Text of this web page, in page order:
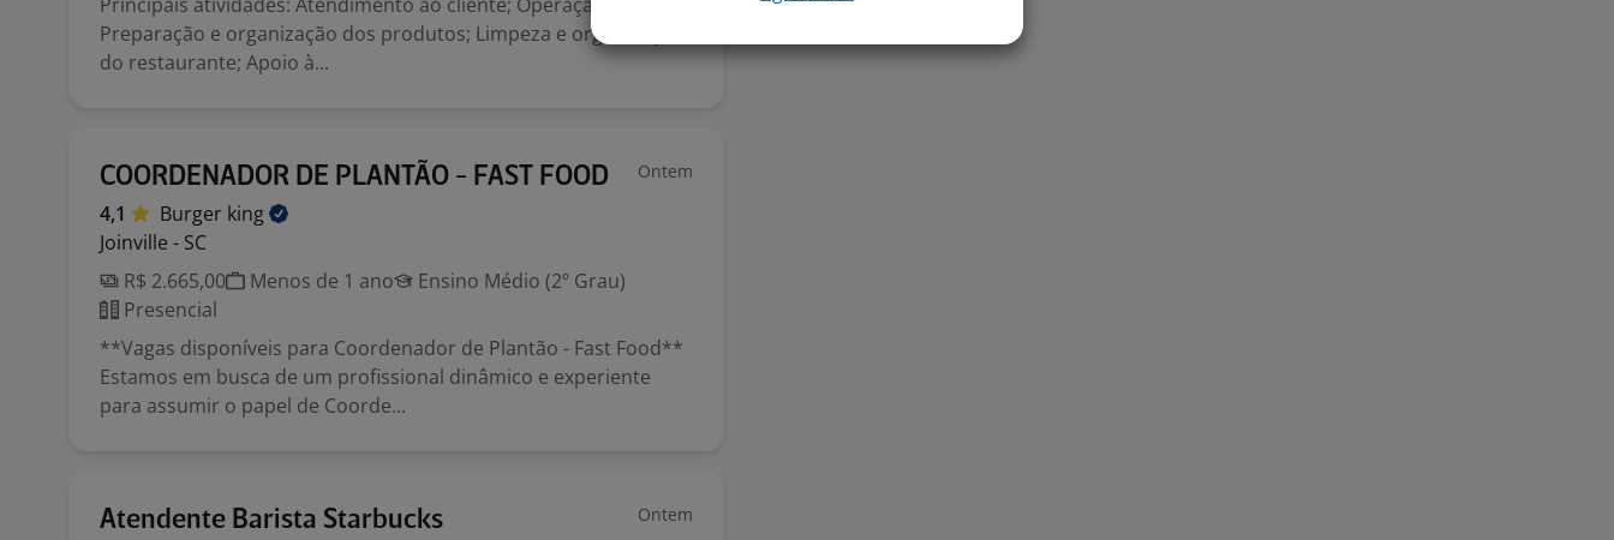
Preparação e organização dos produtos; Limpeza e organização
do restaurante; Apoio à...
COORDENADOR DE PLANTÃO - FAST FOOD Ontem
4,1 Burger king
Joinville - SC
R$ 2.665,00
Menos de 1 ano
Ensino Médio (2º Grau)
Presencial
**Vagas disponíveis para Coordenador de Plantão - Fast Food**
Estamos em busca de um profissional dinâmico e experiente
para assumir o papel de Coorde...
Atendente Barista Starbucks Ontem